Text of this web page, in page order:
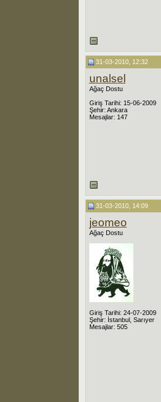
31-03-2010, 12:32
unalsel
Ağaç Dostu
Giriş Tarihi: 15-06-2009
Şehir: Ankara
Mesajlar: 147
31-03-2010, 14:09
jeomeo
Ağaç Dostu
Giriş Tarihi: 24-07-2009
Şehir: İstanbul, Sarıyer
Mesajlar: 505